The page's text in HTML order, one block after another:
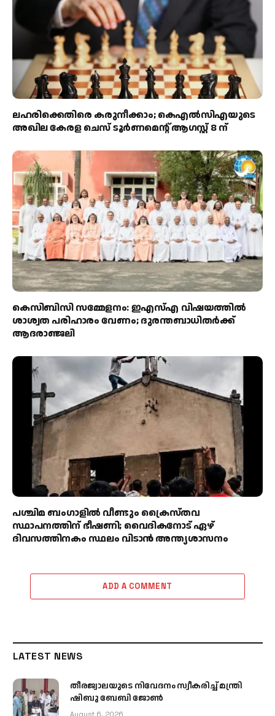
ലഹരിക്കെതിരെ കരുനീക്കാം; കെഎൽസിഎയുടെ
അഖില കേരള ചെസ് ടൂർണമെന്റ് ആഗസ്റ്റ് 8 ന്
കെസിബിസി സമ്മേളനം: ഇഎസ്എ വിഷയത്തിൽ
ശാശ്വത പരിഹാരം വേണം; ദുരന്തബാധിതർക്ക്
ആദരാഞ്ജലി
പശ്ചിമ ബംഗാളിൽ വീണ്ടും ക്രൈസ്തവ
സ്ഥാപനത്തിന് ഭീഷണി; വൈദികനോട് ഏഴ്
ദിവസത്തിനകം സ്ഥലം വിടാൻ അന്ത്യശാസനം
ADD A COMMENT
LATEST NEWS
തീരജ്വാലയുടെ നിവേദനം സ്വീകരിച്ച് മന്ത്രി
ഷിബു ബേബി ജോൺ
August 6, 2026